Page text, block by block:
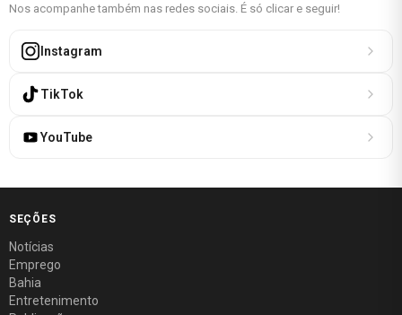
Nos acompanhe também nas redes sociais. É só clicar e seguir!
Instagram
TikTok
YouTube
SEÇÕES
Notícias
Emprego
Bahia
Entretenimento